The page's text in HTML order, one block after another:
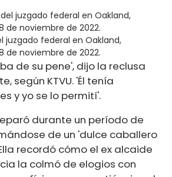
juzgado federal en Oakland,
de noviembre de 2022.
de su pene', dijo la reclusa
según KTVU. 'Él tenía
y yo se lo permití'.
durante un período de
de un 'dulce caballero
recordó cómo el ex alcaide
la colmó de elogios con